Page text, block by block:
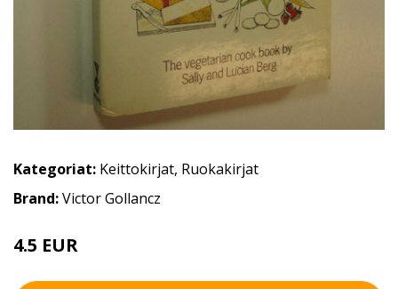
Kategoriat: Keittokirjat, Ruokakirjat
Brand:Victor Gollancz
4.5 EUR